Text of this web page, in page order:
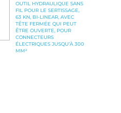
OUTIL HYDRAULIQUE SANS
FIL POUR LE SERTISSAGE,
63 KN, BI-LINEAR, AVEC
TÊTE FERMÉE QUI PEUT
ÊTRE OUVERTE, POUR
CONNECTEURS
ÉLECTRIQUES JUSQU’À 300
MM²